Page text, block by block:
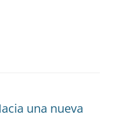
una nueva